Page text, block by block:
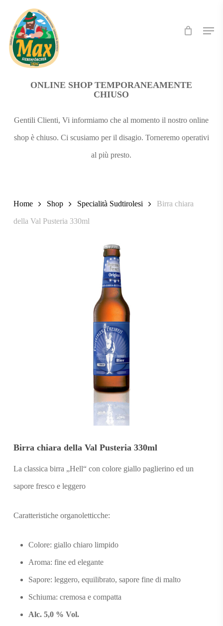
main
content
Menu
ONLINE SHOP TEMPORANEAMENTE
CHIUSO
Gentili Clienti, Vi informiamo che al momento il nostro online
shop è chiuso. Ci scusiamo per il disagio. Torneremo operativi
al più presto.
Home Shop Specialità Sudtirolesi Birra chiara
della Val Pusteria 330ml
Birra chiara della Val Pusteria 330ml
La classica birra „Hell“ con colore giallo paglierino ed un
sapore fresco e leggero
Caratteristiche organoletticche:
Colore: giallo chiaro limpido
Aroma: fine ed elegante
Sapore: leggero, equilibrato, sapore fine di malto
Schiuma: cremosa e compatta
Alc. 5,0 % Vol.